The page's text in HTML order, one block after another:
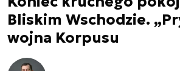
Bliskim Wschodzie.
wojna Korpusu